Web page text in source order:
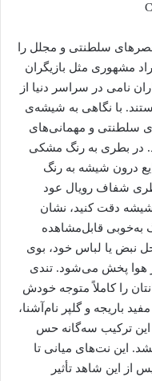
سلطنتی و مجلل را
مشهوری مثل بازیگران
نامی در سراسر دنیا از
با نگاهی به شیشه‌ی
سلطنتی و مهمانی‌های
در بطری به رنگ مشکی
درون شیشه به رنگ
شفاف رویال عود
دقت کنید، نشان
به‌خوبی قابل‌مشاهده
نبض یا لباس خود، بوی
هوا پخش می‌شود. تندی
را کاملاً متوجه خودش
باریجه و گلپر نام‌آشنا،
ترکیب سه‌گانه حس
این نت‌های میانی تا
از این شاهد تأثیر